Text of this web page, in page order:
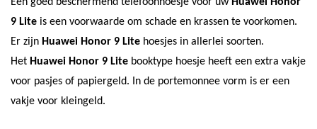
9 Lite is een voorwaarde om schade en krassen te voorkomen.
Er zijn Huawei Honor 9 Lite hoesjes in allerlei soorten.
Het Huawei Honor 9 Lite booktype hoesje heeft een extra vakje
voor pasjes of papiergeld. In de portemonnee vorm is er een
vakje voor kleingeld.